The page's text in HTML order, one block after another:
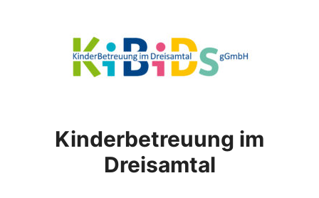
Kinderbetreuung im
Dreisamtal